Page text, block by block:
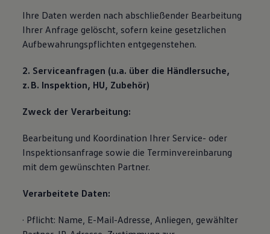
Ihre Daten werden nach abschließender Bearbeitung
Ihrer Anfrage gelöscht, sofern keine gesetzlichen
Aufbewahrungspflichten entgegenstehen.
2. Serviceanfragen (u.a. über die Händlersuche,
z. B. Inspektion, HU, Zubehör)
Zweck der Verarbeitung:
Bearbeitung und Koordination Ihrer Service- oder
Inspektionsanfrage sowie die Terminvereinbarung
mit dem gewünschten Partner.
Verarbeitete Daten:
· Pflicht: Name, E-Mail-Adresse, Anliegen, gewählter